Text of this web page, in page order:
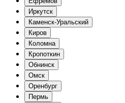
Иркутск
Каменск-Уральский
Киров
Коломна
Кропоткин
Обнинск
Омск
Оренбург
Пермь